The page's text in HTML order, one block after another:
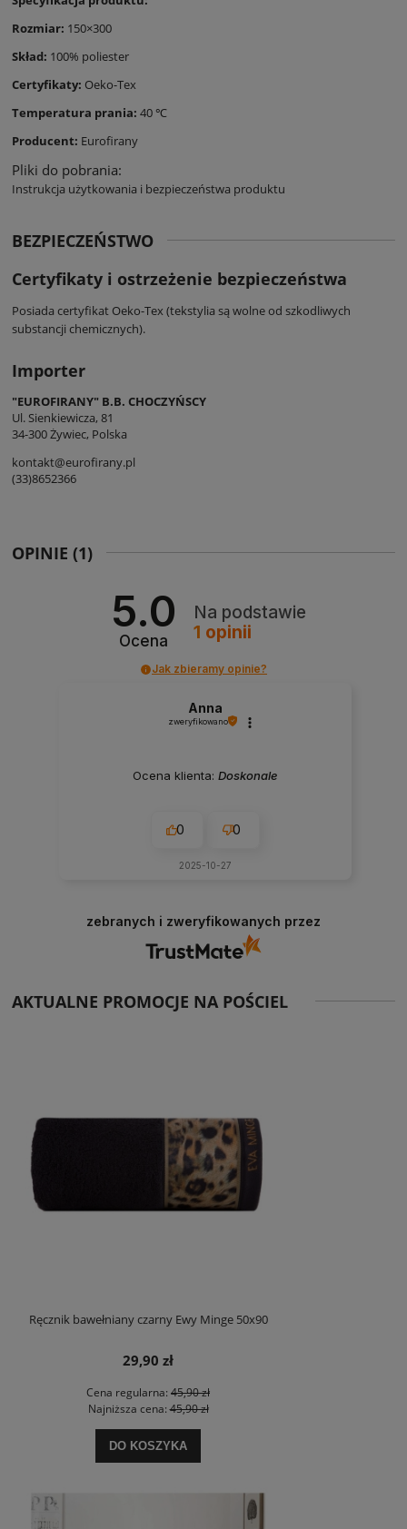
Rozmiar: 150×300
Skład: 100% poliester
Certyfikaty: Oeko-Tex
Temperatura prania: 40 ℃
Producent: Eurofirany
Pliki do pobrania:
Instrukcja użytkowania i bezpieczeństwa produktu
BEZPIECZEŃSTWO
Certyfikaty i ostrzeżenie bezpieczeństwa
Posiada certyfikat Oeko-Tex (tekstylia są wolne od szkodliwych
substancji chemicznych).
Importer
"EUROFIRANY" B.B. CHOCZYŃSCY
Ul. Sienkiewicza, 81
34-300 Żywiec, Polska
kontakt@eurofirany.pl
(33)8652366
OPINIE (1)
5.0
Ocena
Na podstawie
1 opinii
Jak zbieramy opinie?
Anna
zweryfikowano
Ocena klienta: Doskonale
0 0
2025-10-27
zebranych i zweryfikowanych przez
AKTUALNE PROMOCJE NA POŚCIEL
Ręcznik bawełniany czarny Ewy Minge 50x90
29,90 zł
Cena regularna: 45,90 zł
Najniższa cena:45,90 zł
DO KOSZYKA